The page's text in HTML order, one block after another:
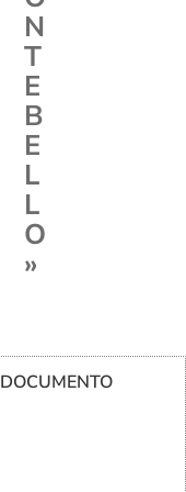
N
T
E
B
E
L
L
O
»
DOCUMENTO